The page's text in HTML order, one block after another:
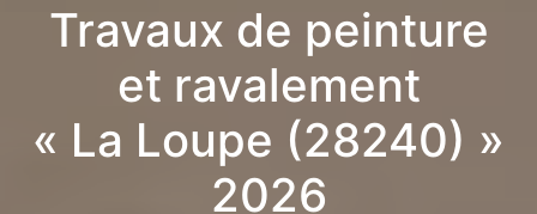
Travaux de peinture
et ravalement
« La Loupe (28240) »
2026